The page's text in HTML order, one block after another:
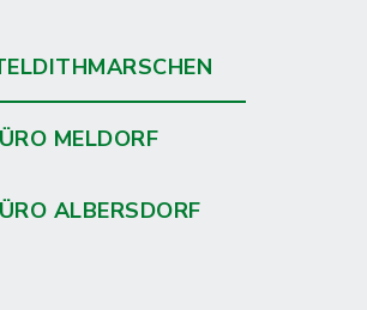
MELDORF
ALBERSDORF